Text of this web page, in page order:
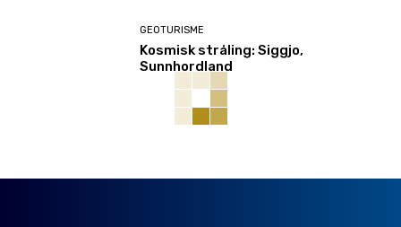
GEOTURISME
Kosmisk stråling: Siggjo,
Sunnhordland